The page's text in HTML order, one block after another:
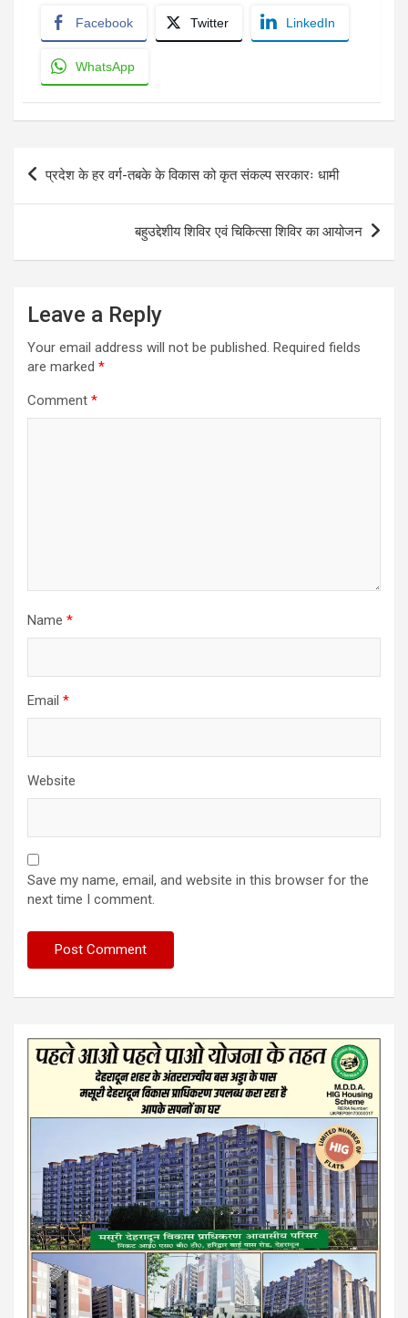
Facebook Twitter LinkedIn
WhatsApp
Post
navigation
प्रदेश के हर वर्ग-तबके के विकास को कृत संकल्प सरकारः धामी
बहुउद्देशीय शिविर एवं चिकित्सा शिविर का आयोजन
Leave a Reply
Your email address will not be published. Required fields
are marked *
Comment *
Name *
Email *
Website
Save my name, email, and website in this browser for the
next time I comment.